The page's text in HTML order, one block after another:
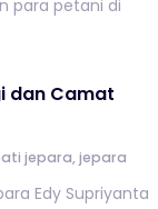
para petani di
dan Camat
jepara,jepara
Edy Supriyanta